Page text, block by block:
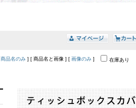
商品名のみ ] [ 商品名と画像 ] [ 画像のみ ] 在庫あり